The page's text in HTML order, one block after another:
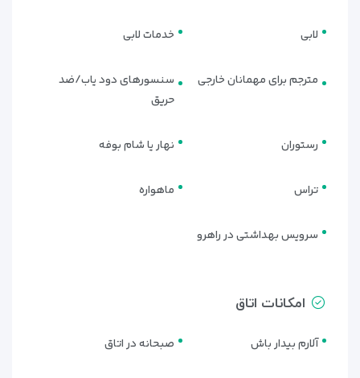
لابی خدمات لابی
مترجم برای مهمانان خارجی
سنسورهای دود یاب/ضد
حریق
رستوران نهار یا شام بوفه
تراس ماهواره
سرویس بهداشتی در راهرو
امکانات اتاق
آلارم بیدار باش صبحانه در اتاق